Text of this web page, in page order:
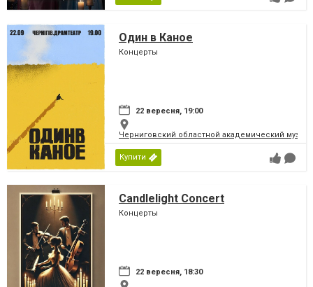
Один в Каное
Концерты
22 вересня, 19:00
Черниговский областной академический
Купити
Candlelight Concert
Концерты
22 вересня, 18:30